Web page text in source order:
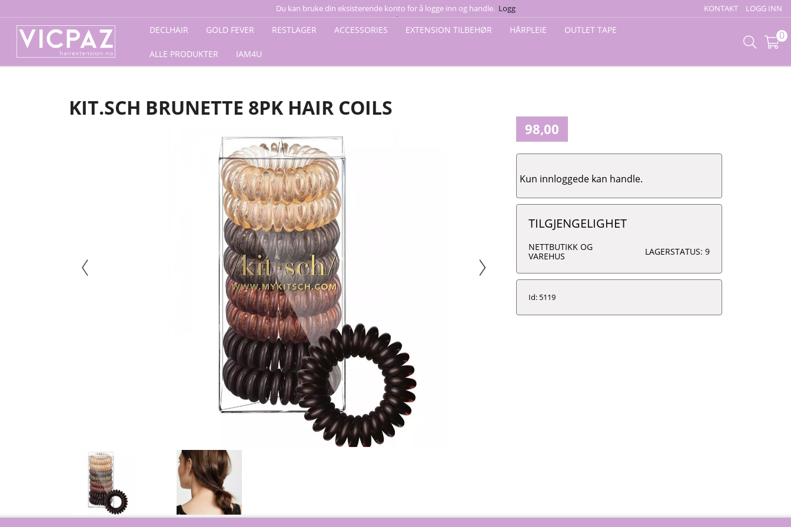
Du kan bruke din eksisterende konto for å logge inn og handle. Logg
inn her
KONTAKT LOGG INN
DECLHAIR GOLD FEVER RESTLAGER ACCESSORIES EXTENSION TILBEHØR HÅRPLEIE OUTLET TAPE
ALLE PRODUKTER IAM4U
0
/ Kit.Sch Brunette 8pk Hair Coils
KIT.SCH BRUNETTE 8PK HAIR COILS
98,00
Kun innloggede kan handle.
TILGJENGELIGHET
NETTBUTIKK OG
VAREHUS
LAGERSTATUS: 9
Id: 5119